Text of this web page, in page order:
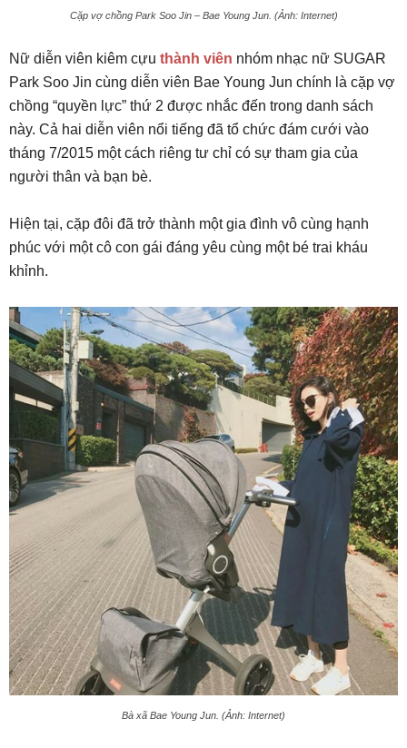
Cặp vợ chồng Park Soo Jin – Bae Young Jun. (Ảnh: Internet)
Nữ diễn viên kiêm cựu thành viên nhóm nhạc nữ SUGAR
Park Soo Jin cùng diễn viên Bae Young Jun chính là cặp vợ
chồng “quyền lực” thứ 2 được nhắc đến trong danh sách
này. Cả hai diễn viên nổi tiếng đã tổ chức đám cưới vào
tháng 7/2015 một cách riêng tư chỉ có sự tham gia của
người thân và bạn bè.
Hiện tại, cặp đôi đã trở thành một gia đình vô cùng hạnh
phúc với một cô con gái đáng yêu cùng một bé trai kháu
khỉnh.
Bà xã Bae Young Jun. (Ảnh: Internet)